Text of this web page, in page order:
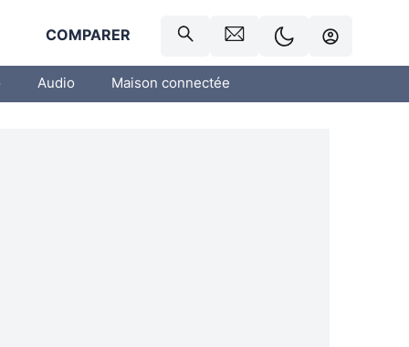
COMPARER
Audio Maison connectée